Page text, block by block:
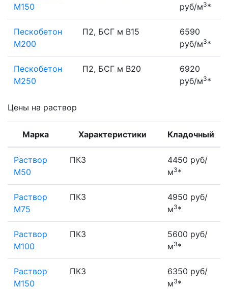
М150
руб/м3*
Пескобетон
М200
П2, БСГ м В15
6590
руб/м3*
Пескобетон
М250
П2, БСГ м В20
6920
руб/м3*
Цены на раствор
Марка Характеристики Кладочный
Раствор
М50
ПК3
4450 руб/
м3*
Раствор
М75
ПК3
4950 руб/
м3*
Раствор
М100
ПК3
5600 руб/
м3*
Раствор
М150
ПК3
6350 руб/
м3*